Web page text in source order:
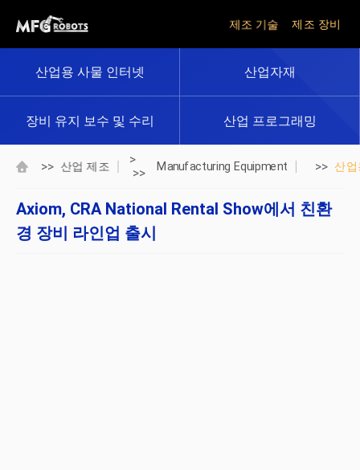
제조 기술 제조 장비
산업용 사물 인터넷 산업자재
장비 유지 보수 및 수리 산업 프로그래밍
>> 산업 제조
>
>>
Manufacturing Equipment >> 산업
Axiom, CRA National Rental Show에서 친환
경 장비 라인업 출시